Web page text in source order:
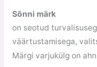
Sõnni märk
on seotud
väärtustamisega,
Märgi varjukülg on